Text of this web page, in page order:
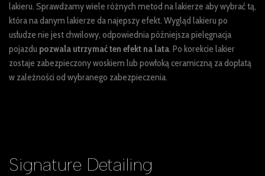
lakieru. Sprawdzamy wiele różnych metod na lakierze aby wybrać tą,
która na danym lakierze da najepszy efekt. Wygląd lakieru po
usłudze nie jest chwilowy, odpowiednia późniejsza pielęgnacja
pojazdu pozwala utrzymać ten efekt na lata. Po korekcie lakier
zostaje zabezpieczony woskiem lub powłoką ceramiczną za dopłatą
w zależności od wybranego zabezpieczenia.
Signature Detailing